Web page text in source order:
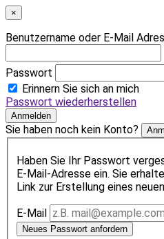
×
Benutzername oder E-Mail
Passwort
Erinnern Sie sich an mich
Passwort wiederherstellen
Anmelden
Sie haben noch kein Konto?
Haben Sie Ihr Passwort
E-Mail-Adresse ein. Sie
Link zur Erstellung eines
E-Mail
Neues Passwort anfordern